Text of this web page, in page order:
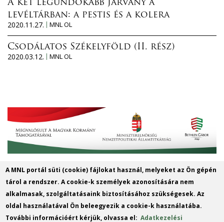
A két legundokabb járvány a
levéltárban: a pestis és a kolera
2020.11.27.
MNL OL
Csodálatos Székelyföld (II. rész)
2020.03.12.
MNL OL
MNL Szabolcs-Szatmár-Bereg
Vármegyei Levéltára
Cím: 4400 Nyíregyháza, Széchenyi u. 4.
A MNL portál süti (cookie) fájlokat használ, melyeket az Ön gépén
tárol a rendszer. A cookie-k személyek azonosítására nem
alkalmasak, szolgáltatásaink biztosításához szükségesek. Az
oldal használatával Ön beleegyezik a cookie-k használatába.
További információért kérjük, olvassa el:Adatkezelési